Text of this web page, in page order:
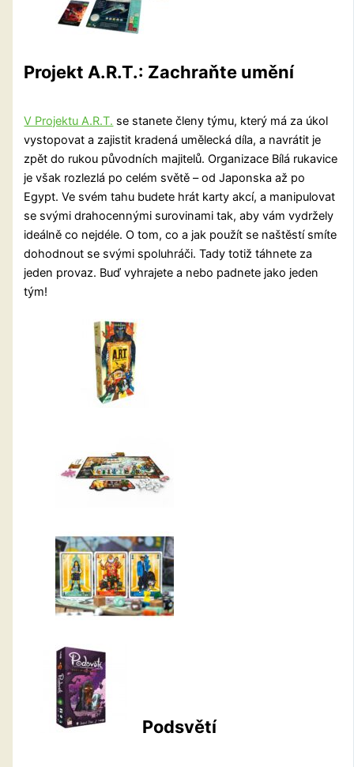
Projekt A.R.T.: Zachraňte umění
V Projektu A.R.T. se stanete členy týmu, který má za úkol
vystopovat a zajistit kradená umělecká díla, a navrátit je
zpět do rukou původních majitelů. Organizace Bílá rukavice
je však rozlezlá po celém světě – od Japonska až po
Egypt. Ve svém tahu budete hrát karty akcí, a manipulovat
se svými drahocennými surovinami tak, aby vám vydržely
ideálně co nejdéle. O tom, co a jak použít se naštěstí smíte
dohodnout se svými spoluhráči. Tady totiž táhnete za
jeden provaz. Buď vyhrajete a nebo padnete jako jeden
tým!
Podsvětí